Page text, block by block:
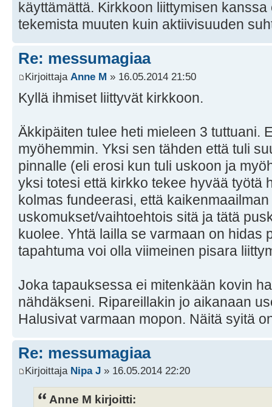
käyttämättä. Kirkkoon liittymisen
tekemista muuten kuin aktiivisuuden
Re: messumagiaa
Kirjoittaja Anne M » 16.05.2014 21:50
Kyllä ihmiset liittyvät kirkkoon.
Äkkipäiten tulee heti mieleen 3 tuttuani.
myöhemmin. Yksi sen tähden että tuli
pinnalle (eli erosi kun tuli uskoon ja
yksi totesi että kirkko tekee hyvää työtä
kolmas fundeerasi, että kaikenmaailman
uskomukset/vaihtoehtois sitä ja tätä
kuolee. Yhtä lailla se varmaan on hidas
tapahtuma voi olla viimeinen pisara
Joka tapauksessa ei mitenkään kovin
nähdäkseni. Ripareillakin jo aikanaan
Halusivat varmaan mopon. Näitä syitä
Re: messumagiaa
Kirjoittaja Nipa J » 16.05.2014 22:20
Anne M kirjoitti: